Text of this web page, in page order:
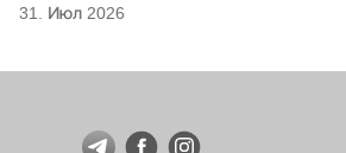
31. Июл 2026